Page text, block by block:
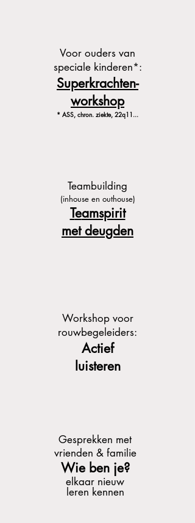
Voor ouders van
speciale kinderen*:
Superkrachten-
workshop
* ASS, chron. ziekte, 22q11...
Teambuilding
(inhouse en outhouse)
Teamspirit
met deugden
Workshop voor
rouwbegeleiders:
Actief
luisteren
Gesprekken met
vrienden & familie
Wie ben je?
elkaar nieuw
leren kennen